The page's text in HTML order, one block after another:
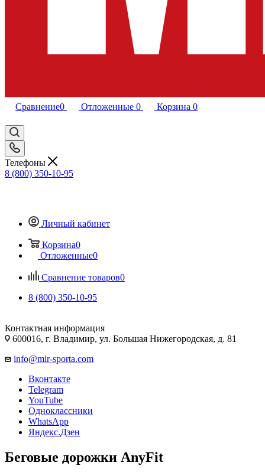
Сравнение0 Отложенные 0 Корзина 0
Телефоны
8 (800) 350-10-95
Личный кабинет
Корзина0
Отложенные0
Сравнение товаров0
8 (800) 350-10-95
Контактная информация
600016, г. Владимир, ул. Большая Нижегородская, д. 81
info@mir-sporta.com
Вконтакте
Telegram
YouTube
Одноклассники
WhatsApp
Яндекс.Дзен
Беговые дорожки AnyFit